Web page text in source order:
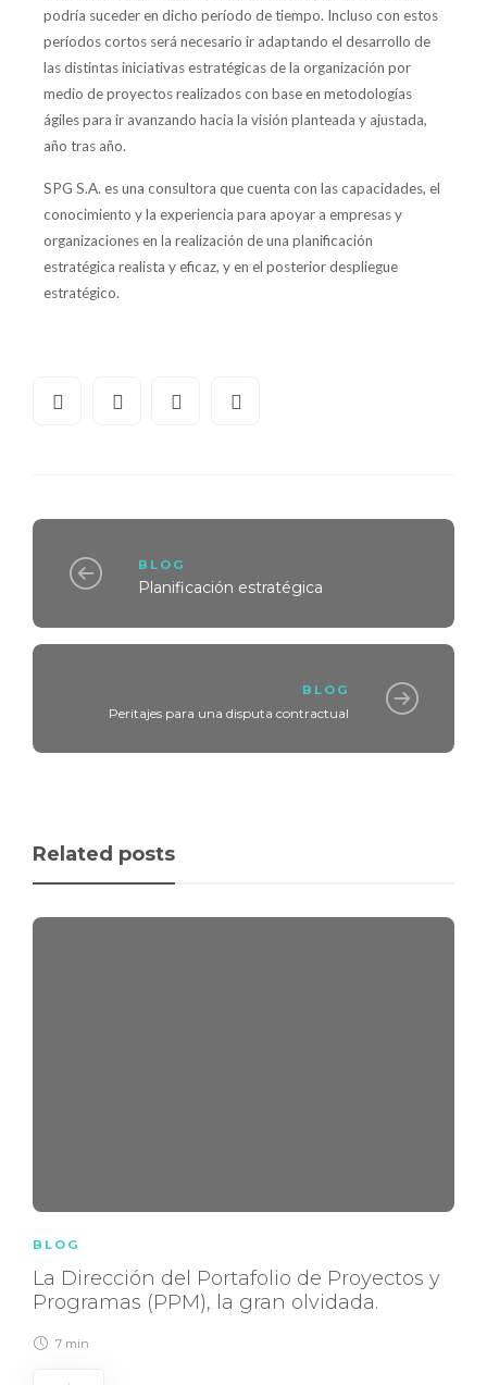
podría suceder en dicho período de tiempo. Incluso con estos
períodos cortos será necesario ir adaptando el desarrollo de
las distintas iniciativas estratégicas de la organización por
medio de proyectos realizados con base en metodologías
ágiles para ir avanzando hacia la visión planteada y ajustada,
año tras año.
SPG S.A. es una consultora que cuenta con las capacidades, el
conocimiento y la experiencia para apoyar a empresas y
organizaciones en la realización de una planificación
estratégica realista y eficaz, y en el posterior despliegue
estratégico.
BLOG
Planificación estratégica
BLOG
Peritajes para una disputa contractual
Related posts
BLOG
La Dirección del Portafolio de Proyectos y
Programas (PPM), la gran olvidada.
7 min